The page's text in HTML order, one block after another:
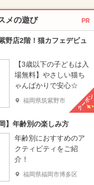
メの遊び PR
野店2階！猫カフェデビュ
【3歳以下の子どもは入
場無料】やさしい猫ち
ゃんばかりで安心☆
福岡県筑紫野市 クーポン
】年齢別の楽しみ方
年齢別におすすめのア
クティビティをご紹
介！
福岡県福岡市博多区